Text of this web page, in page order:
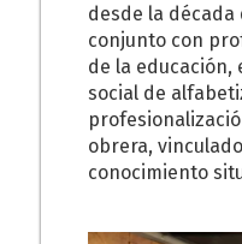
desde la década
conjunto con
de la
social de
obrera,
conocimiento